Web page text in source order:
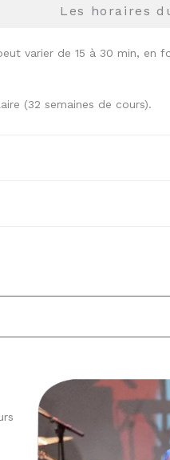
Les horaires
varier de 15 à 30 min, en
(32 semaines de cours).